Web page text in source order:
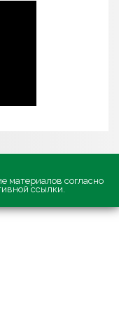
материалов согласно
ссылки.